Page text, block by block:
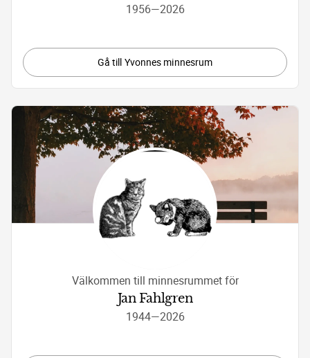
1956—2026
Gå till Yvonnes minnesrum
Välkommen till minnesrummet för
Jan Fahlgren
1944—2026